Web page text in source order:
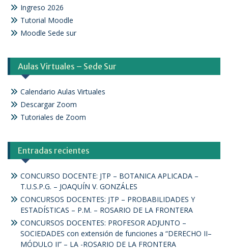
Ingreso 2026
Tutorial Moodle
Moodle Sede sur
Aulas Virtuales – Sede Sur
Calendario Aulas Virtuales
Descargar Zoom
Tutoriales de Zoom
Entradas recientes
CONCURSO DOCENTE: JTP – BOTANICA APLICADA –
T.U.S.P.G. – JOAQUÍN V. GONZÁLES
CONCURSOS DOCENTES: JTP – PROBABILIDADES Y
ESTADÍSTICAS – P.M. – ROSARIO DE LA FRONTERA
CONCURSOS DOCENTES: PROFESOR ADJUNTO –
SOCIEDADES con extensión de funciones a “DERECHO II–
MÓDULO II” – LA -ROSARIO DE LA FRONTERA